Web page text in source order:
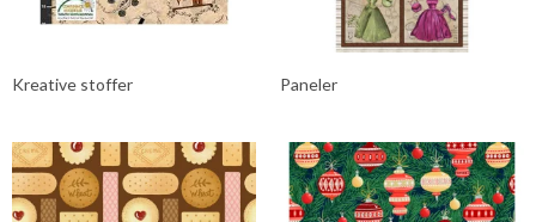
Kreative stoffer Paneler